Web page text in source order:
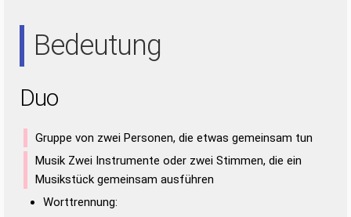
Bedeutung
Duo
Gruppe von zwei Personen, die etwas gemeinsam tun
Musik Zwei Instrumente oder zwei Stimmen, die ein
Musikstück gemeinsam ausführen
Worttrennung: